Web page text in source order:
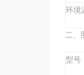
环境
二、
型号